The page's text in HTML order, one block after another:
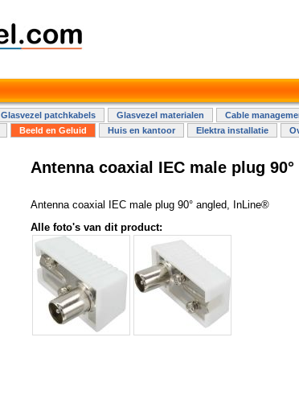
Glasvezel patchkabels Glasvezel materialen Cable
Beeld en Geluid Huis en kantoor Elektra installatie
Antenna coaxial IEC male plug
Antenna coaxial IEC male plug 90° angled, InLine®
Alle foto's van dit product: